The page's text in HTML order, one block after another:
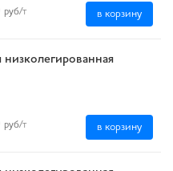
руб/т в корзину
низколегированная
руб/т в корзину